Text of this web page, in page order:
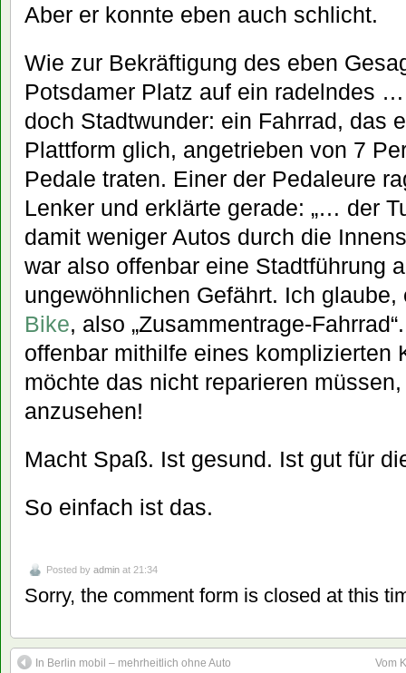
Aber er konnte eben auch schlicht.
Wie zur Bekräftigung des eben
Potsdamer Platz auf ein radelndes
doch Stadtwunder: ein Fahrrad, das
Plattform glich, angetrieben von 7
Pedale traten. Einer der Pedaleure
Lenker und erklärte gerade: „… der
damit weniger Autos durch die
war also offenbar eine Stadtführung
ungewöhnlichen Gefährt. Ich
Bike, also „Zusammentrage-
offenbar mithilfe eines komplizierten
möchte das nicht reparieren
anzusehen!
Macht Spaß. Ist gesund. Ist gut für
So einfach ist das.
Posted by admin at 21:34
Sorry, the comment form is closed at this
In Berlin mobil – mehrheitlich ohne Auto Vom